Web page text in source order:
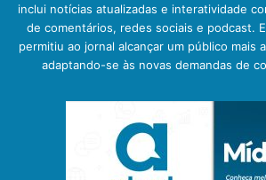
inclui notícias atualizadas e interatividade
de comentários, redes sociais e podcast.
permitiu ao jornal alcançar um público mais
adaptando-se às novas demandas de